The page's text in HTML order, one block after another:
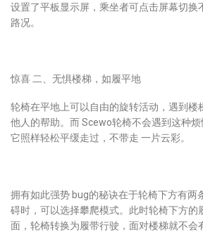
设置了平板显示屏，乘坐者可点击屏幕切换
路况。
惊喜 二、无惧楼梯，如履平地
轮椅在平地上可以自由的旋转活动，遇到楼
他人的帮助。而 Scewo轮椅不会遇到这种烦
它照样轻松平缓走过，不带走 一片云彩。
拥有如此强势 bug的秘诀在于轮椅下方有两
碍时，可以选择攀爬模式。此时轮椅下方的
面，轮椅转换为履带行驶，面对楼梯就不会